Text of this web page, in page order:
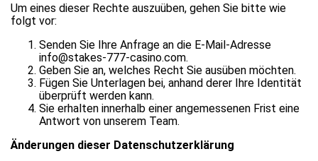
Um eines dieser Rechte auszuüben, gehen Sie bitte wie
folgt vor:
Senden Sie Ihre Anfrage an die E-Mail-Adresse
info@stakes-777-casino.com.
Geben Sie an, welches Recht Sie ausüben möchten.
Fügen Sie Unterlagen bei, anhand derer Ihre Identität
überprüft werden kann.
Sie erhalten innerhalb einer angemessenen Frist eine
Antwort von unserem Team.
Änderungen dieser Datenschutzerklärung